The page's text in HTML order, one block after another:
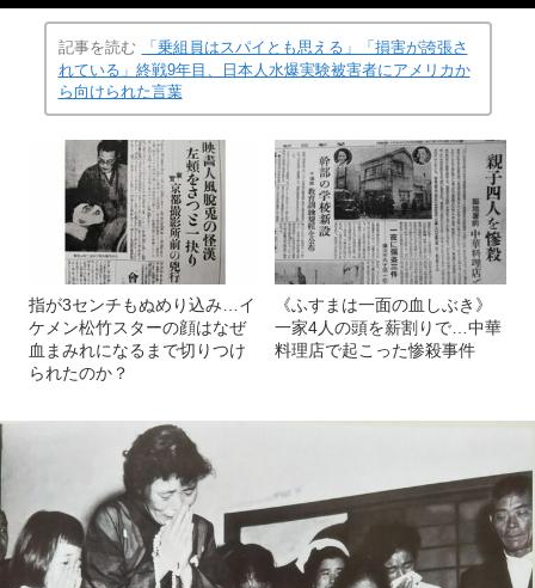
記事を読む
「乗組員はスパイとも思える」「損害が誇張さ
れている」終戦9年目、日本人水爆実験被害者にアメリカか
ら向けられた言葉
指が3センチもぬめり込み…イ
ケメン松竹スターの顔はなぜ
血まみれになるまで切りつけ
られたのか？
《ふすまは一面の血しぶき》
一家4人の頭を薪割りで…中華
料理店で起こった惨殺事件